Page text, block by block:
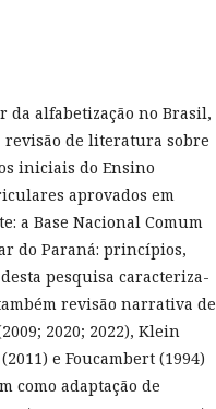
da alfabetização no Brasil,
revisão de literatura sobre
iniciais do Ensino
aprovados em
a Base Nacional Comum
do Paraná: princípios,
pesquisa caracteriza-
revisão narrativa de
2020; 2022), Klein
e Foucambert (1994)
como adaptação de